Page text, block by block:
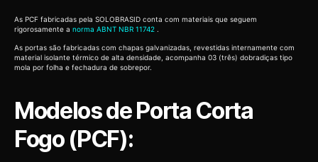
As PCF fabricadas pela SOLOBRASID conta com materiais que seguem
rigorosamente a norma ABNT NBR 11742 .
As portas são fabricadas com chapas galvanizadas, revestidas internamente com
material isolante térmico de alta densidade, acompanha 03 (três) dobradiças tipo
mola por folha e fechadura de sobrepor.
Modelos de Porta Corta
Fogo (PCF):